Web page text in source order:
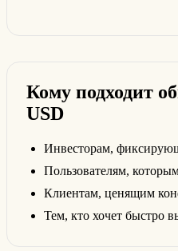
Кому подходит
USD
Инвесторам,
Пользователям,
Клиентам, ценящим
Тем, кто хочет быстро